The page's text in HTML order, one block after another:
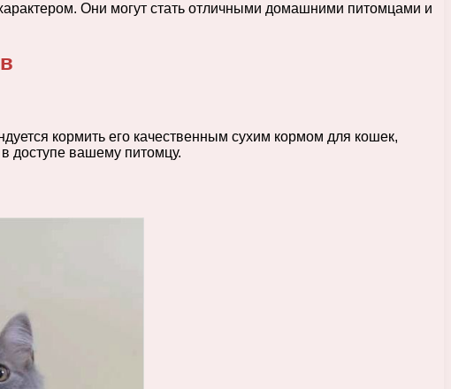
Они могут стать отличными домашними питомцами и
кормить его качественным сухим кормом для кошек,
доступе вашему питомцу.